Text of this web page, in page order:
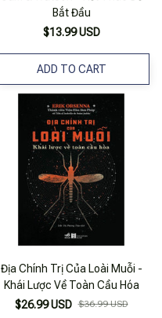
Bắt Đầu
$13.99 USD
ADD TO CART
Địa Chính Trị Của Loài Muỗi -
Khái Lược Về Toàn Cầu Hóa
$26.99 USD $36.99 USD